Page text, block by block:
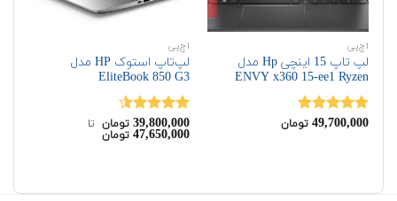
اچ‌پی
لپ تاپ 15 اینچی Hp مدل
ENVY x360 15-ee1 Ryzen
نمره5.00
49,700,000 تومان
اچ‌پی
لپ‌تاپ استوک HP مدل
EliteBook 850 G3
نمره4.50
از 5
39,800,000 تومان‌ تا ‌
47,650,000 تومان